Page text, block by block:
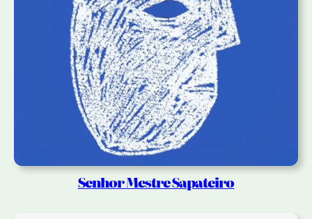
Senhor Mestre Sapateiro